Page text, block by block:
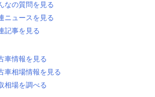
なの質問を見る
ニュースを見る
記事を見る
車情報を見る
車相場情報を見る
相場を調べる